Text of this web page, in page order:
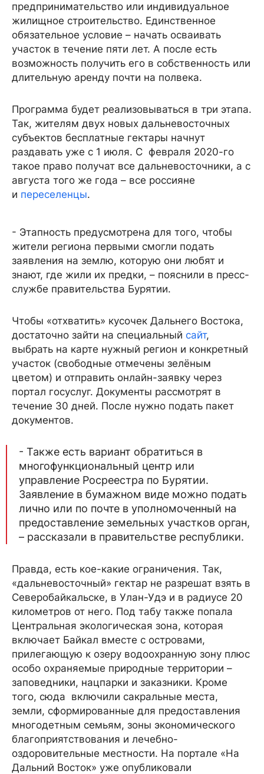
предпринимательство или индивидуальное
жилищное строительство. Единственное
обязательное условие – начать осваивать
участок в течение пяти лет. А после есть
возможность получить его в собственность или
длительную аренду почти на полвека.
Программа будет реализовываться в три этапа.
Так, жителям двух новых дальневосточных
субъектов бесплатные гектары начнут
раздавать уже с 1 июля. С февраля 2020-го
такое право получат все дальневосточники, а с
августа того же года – все россияне
и переселенцы.
- Этапность предусмотрена для того, чтобы
жители региона первыми смогли подать
заявления на землю, которую они любят и
знают, где жили их предки, – пояснили в пресс-
службе правительства Бурятии.
Чтобы «отхватить» кусочек Дальнего Востока,
достаточно зайти на специальный сайт,
выбрать на карте нужный регион и конкретный
участок (свободные отмечены зелёным
цветом) и отправить онлайн-заявку через
портал госуслуг. Документы рассмотрят в
течение 30 дней. После нужно подать пакет
документов.
- Также есть вариант обратиться в
многофункциональный центр или
управление Росреестра по Бурятии.
Заявление в бумажном виде можно подать
лично или по почте в уполномоченный на
предоставление земельных участков орган,
– рассказали в правительстве республики.
Правда, есть кое-какие ограничения. Так,
«дальневосточный» гектар не разрешат взять в
Северобайкальске, в Улан-Удэ и в радиусе 20
километров от него. Под табу также попала
Центральная экологическая зона, которая
включает Байкал вместе с островами,
прилегающую к озеру водоохранную зону плюс
особо охраняемые природные территории –
заповедники, нацпарки и заказники. Кроме
того, сюда включили сакральные места,
земли, сформированные для предоставления
многодетным семьям, зоны экономического
благоприятствования и лечебно-
оздоровительные местности. На портале «На
Дальний Восток» уже опубликовали